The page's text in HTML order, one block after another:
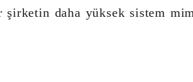
şirketin daha yüksek sistem